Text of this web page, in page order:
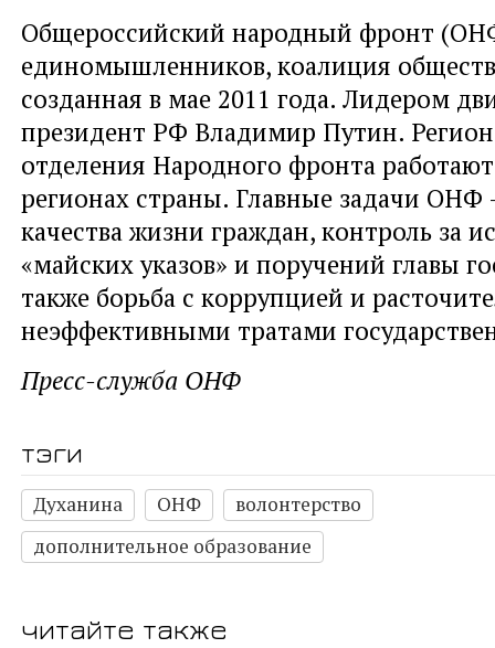
Общероссийский народный фронт
единомышленников, коалиция
созданная в мае 2011 года. Лидером
президент РФ Владимир Путин.
отделения Народного фронта работают
регионах страны. Главные задачи
качества жизни граждан, контроль за
«майских указов» и поручений главы
также борьба с коррупцией и
неэффективными тратами
Пресс-служба ОНФ
тэги
Духанина ОНФ
волонтерство
дополнительное образование
читайте также